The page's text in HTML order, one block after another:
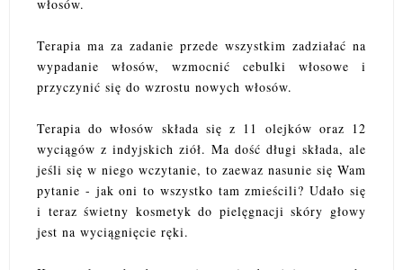
włosów.
Terapia ma za zadanie przede wszystkim zadziałać na
wypadanie włosów, wzmocnić cebulki włosowe i
przyczynić się do wzrostu nowych włosów.
Terapia do włosów składa się z 11 olejków oraz 12
wyciągów z indyjskich ziół. Ma dość długi składa, ale
jeśli się w niego wczytanie, to zaewaz nasunie się Wam
pytanie - jak oni to wszystko tam zmieścili? Udało się
i teraz świetny kosmetyk do pielęgnacji skóry głowy
jest na wyciągnięcie ręki.